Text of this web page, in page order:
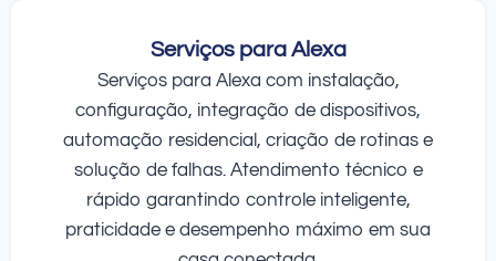
Serviços para Alexa
Serviços para Alexa com instalação,
configuração, integração de dispositivos,
automação residencial, criação de rotinas e
solução de falhas. Atendimento técnico e
rápido garantindo controle inteligente,
praticidade e desempenho máximo em sua